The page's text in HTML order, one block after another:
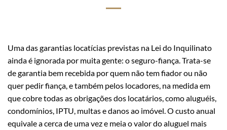
Uma das garantias locatícias previstas na Lei do Inquilinato
ainda é ignorada por muita gente: o seguro-fiança. Trata-se
de garantia bem recebida por quem não tem fiador ou não
quer pedir fiança, e também pelos locadores, na medida em
que cobre todas as obrigações dos locatários, como aluguéis,
condomínios, IPTU, multas e danos ao imóvel. O custo anual
equivale a cerca de uma vez e meia o valor do aluguel mais